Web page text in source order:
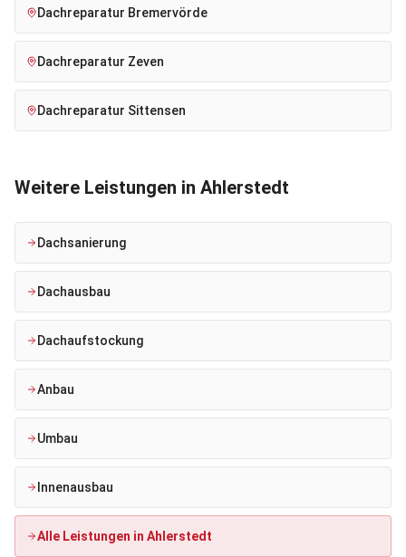
Dachreparatur Bremervörde
Dachreparatur Zeven
Dachreparatur Sittensen
Weitere Leistungen in Ahlerstedt
Dachsanierung
Dachausbau
Dachaufstockung
Anbau
Umbau
Innenausbau
Alle Leistungen in Ahlerstedt